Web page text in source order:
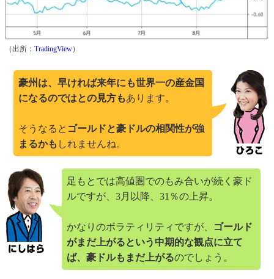
（出所： TradingView）
豪州は、早ければ来年にも世界一の産金国
になるのではとの見方もあります。
そうなると ゴールドと豪ドルの相関性が強
まるかも しれませんね。
足もとでは高値圏でのもみ合いが続く豪ド
ルですが、3月以降、31％の上昇。
かなりのボラティリティですが、
ゴールド
がまだ上がるという中期的な観点に立て
ば、豪ドルもまだ上がるのでしょう。